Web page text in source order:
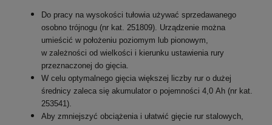
Do pracy na wysokości tułowia używać sprzedawanego
osobno trójnogu (nr kat. 251809). Urządzenie można
umieścić w położeniu poziomym lub pionowym,
w zależności od wielkości i kierunku ustawienia rury
przeznaczonej do gięcia.
W celu optymalnego gięcia większej liczby rur o dużej
średnicy zaleca się akumulator o pojemności 4,0 Ah (nr kat.
253541).
Aby zmniejszyć obciążenia i ułatwić gięcie rur stalowych,